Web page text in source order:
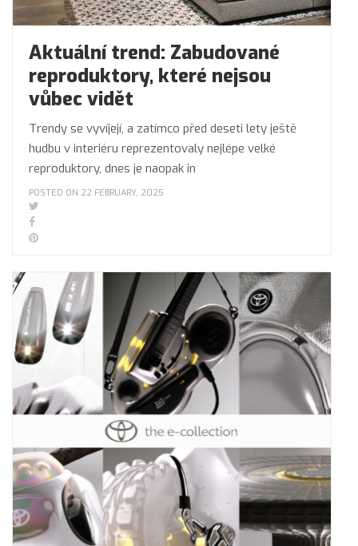
Aktuální trend: Zabudované
reproduktory, které nejsou
vůbec vidět
Trendy se vyvíjejí, a zatímco před deseti lety ještě
hudbu v interiéru reprezentovaly nejlépe velké
reproduktory, dnes je naopak in
POSTED ON 22 FEBRUARY, 2025